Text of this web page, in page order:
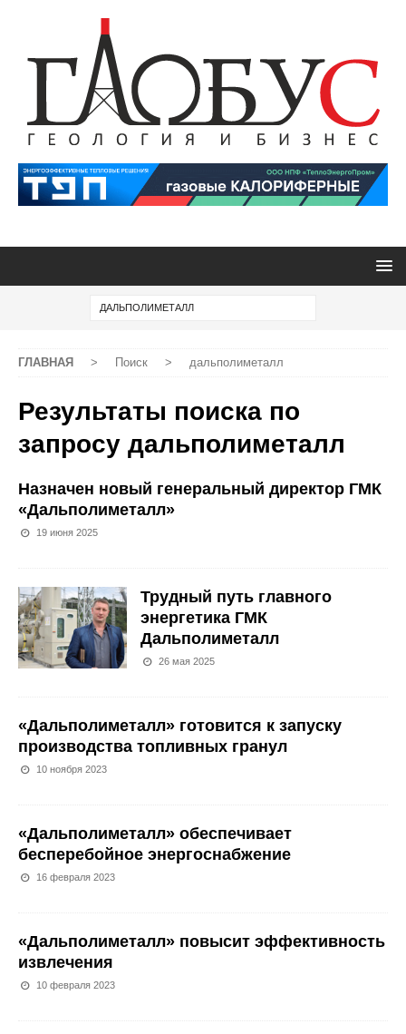
ГЛАВНАЯ > Поиск > дальполиметалл
Результаты поиска по
запросу дальполиметалл
Назначен новый генеральный директор ГМК
«Дальполиметалл»
19 июня 2025
Трудный путь главного
энергетика ГМК
Дальполиметалл
26 мая 2025
«Дальполиметалл» готовится к запуску
производства топливных гранул
10 ноября 2023
«Дальполиметалл» обеспечивает
бесперебойное энергоснабжение
16 февраля 2023
«Дальполиметалл» повысит эффективность
извлечения
10 февраля 2023